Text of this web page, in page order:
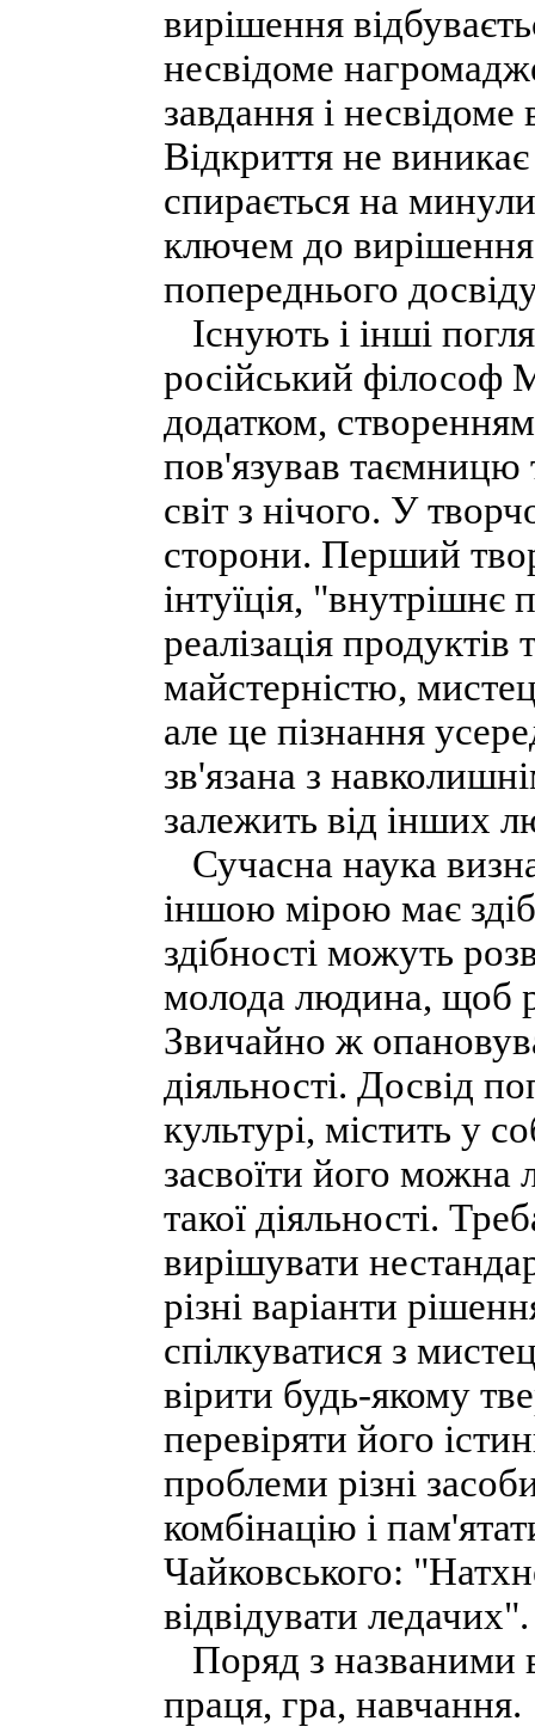
вирішення
несвідоме
завдання і
Відкриття не
спирається на
ключем до
попереднього
Існують і інші
російський філософ
додатком,
пов'язував таємницю
світ з нічого. У
сторони. Перший
інтуїція,
реалізація продуктів
майстерністю,
але це пізнання
зв'язана з
залежить від інших
Сучасна наука
іншою мірою має
здібності можуть
молода людина, щоб
Звичайно ж
діяльності. Досвід
культурі, містить у
засвоїти його можна
такої діяльності.
вирішувати
різні варіанти
спілкуватися з
вірити будь-якому
перевіряти його
проблеми різні
комбінацію і
Чайковського:
відвідувати ледачих".
Поряд з названими
праця, гра, навчання.